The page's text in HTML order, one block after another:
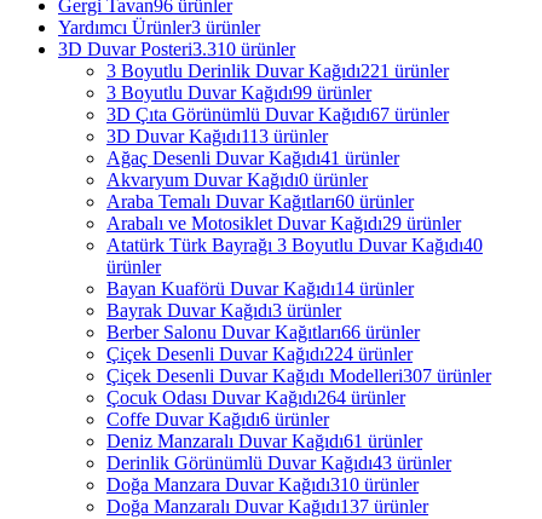
Gergi Tavan96 ürünler
Yardımcı Ürünler3 ürünler
3D Duvar Posteri3.310 ürünler
3 Boyutlu Derinlik Duvar Kağıdı221 ürünler
3 Boyutlu Duvar Kağıdı99 ürünler
3D Çıta Görünümlü Duvar Kağıdı67 ürünler
3D Duvar Kağıdı113 ürünler
Ağaç Desenli Duvar Kağıdı41 ürünler
Akvaryum Duvar Kağıdı0 ürünler
Araba Temalı Duvar Kağıtları60 ürünler
Arabalı ve Motosiklet Duvar Kağıdı29 ürünler
Atatürk Türk Bayrağı 3 Boyutlu Duvar Kağıdı40
ürünler
Bayan Kuaförü Duvar Kağıdı14 ürünler
Bayrak Duvar Kağıdı3 ürünler
Berber Salonu Duvar Kağıtları66 ürünler
Çiçek Desenli Duvar Kağıdı224 ürünler
Çiçek Desenli Duvar Kağıdı Modelleri307 ürünler
Çocuk Odası Duvar Kağıdı264 ürünler
Coffe Duvar Kağıdı6 ürünler
Deniz Manzaralı Duvar Kağıdı61 ürünler
Derinlik Görünümlü Duvar Kağıdı43 ürünler
Doğa Manzara Duvar Kağıdı310 ürünler
Doğa Manzaralı Duvar Kağıdı137 ürünler